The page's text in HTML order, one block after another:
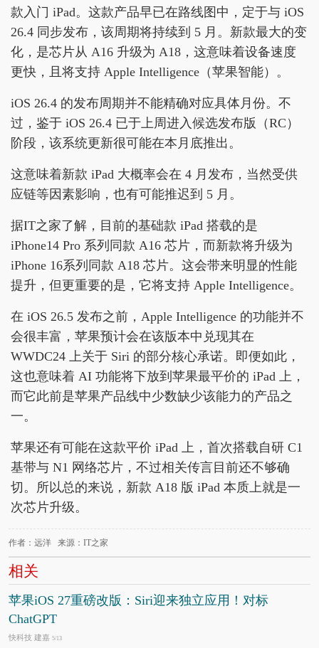
款入门 iPad。这款产品早已在路线图中，定于与 iOS
26.4 同步发布，该周期将持续到 5 月。新款最大的变
化，是芯片从 A16 升级为 A18，这意味着设备速度
更快，且将支持 Apple Intelligence（苹果智能）。
iOS 26.4 的发布周期并不能精确对应具体月份。不
过，鉴于 iOS 26.4 已于上周进入候选发布版（RC）
阶段，该系统更新很可能在本月底推出。
这意味着新款 iPad 大概率会在 4 月发布，当然受供
应链等因素影响，也有可能推迟到 5 月。
据IT之家了解，目前的基础款 iPad 搭载的是
iPhone14 Pro 系列同款 A16 芯片，而新款将升级为
iPhone 16系列同款 A18 芯片。这会带来明显的性能
提升，但更重要的是，它将支持 Apple Intelligence。
在 iOS 26.5 发布之前，Apple Intelligence 的功能并不
会很丰富，苹果预计会在该版本中兑现其在
WWDC24 上关于 Siri 的部分核心承诺。即便如此，
这也意味着 AI 功能将下放到苹果最平价的 iPad 上，
而它此前是苹果产品线中少数缺少该能力的产品之
一。
苹果还有可能在这款平价 iPad 上，首次搭载自研 C1
基带与 N1 网络芯片，不过相关传言目前还不够确
切。所以总的来说，新款 A18 版 iPad 本质上就是一
次芯片升级。
作者：远洋 来源：IT之家
相关
苹果iOS 27重磅改版：Siri迎来独立应用！对标
ChatGPT
快科技 建嘉 5/13